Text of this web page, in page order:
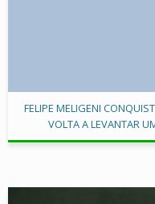
FELIPE MELIGENI
VOLTA A LEVANTAR